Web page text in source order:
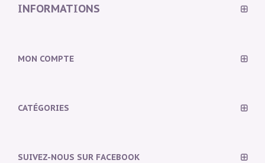
INFORMATIONS
MON COMPTE
CATÉGORIES
SUIVEZ-NOUS SUR FACEBOOK